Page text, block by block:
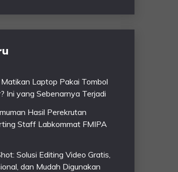
Laptop Pakai Tombol
Ini yang Sebenarnya Terjadi
Hasil Perekrutan
Staff Labkommat FMIPA
Solusi Editing Video Gratis,
dan Mudah Digunakan